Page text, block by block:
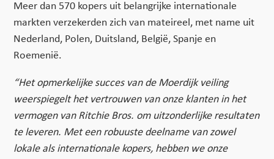
Meer dan 570 kopers uit belangrijke internationale
markten verzekerden zich van mateireel, met name uit
Nederland, Polen, Duitsland, België, Spanje en
Roemenië.
“Het opmerkelijke succes van de Moerdijk veiling
weerspiegelt het vertrouwen van onze klanten in het
vermogen van Ritchie Bros. om uitzonderlijke resultaten
te leveren. Met een robuuste deelname van zowel
lokale als internationale kopers, hebben we onze